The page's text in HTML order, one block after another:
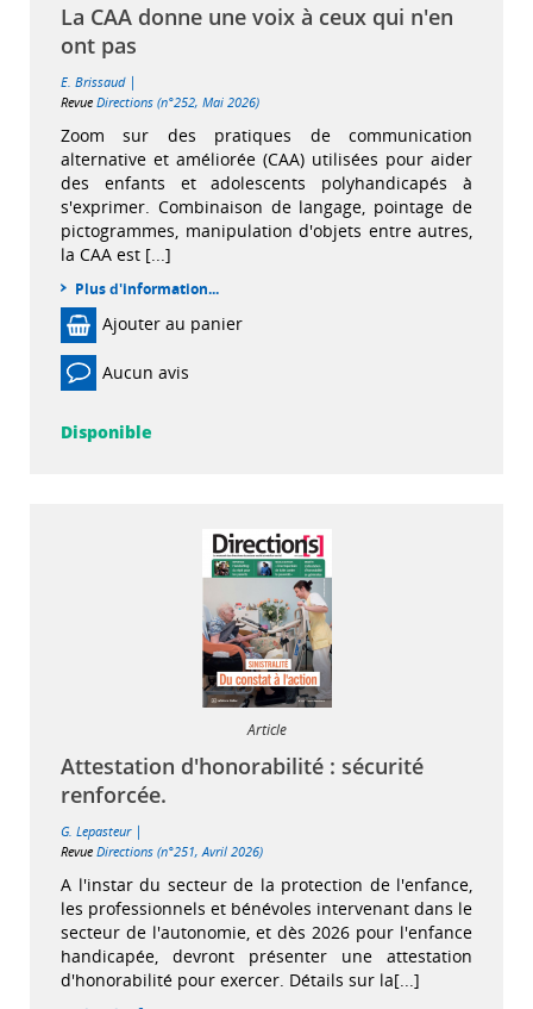
La CAA donne une voix à ceux qui n'en
ont pas
E. Brissaud |
Revue Directions (n°252, Mai 2026)
Zoom sur des pratiques de communication
alternative et améliorée (CAA) utilisées pour aider
des enfants et adolescents polyhandicapés à
s'exprimer. Combinaison de langage, pointage de
pictogrammes, manipulation d'objets entre autres,
la CAA est [...]
Plus d'information...
Ajouter au panier
Aucun avis
Disponible
Article
Attestation d'honorabilité : sécurité
renforcée.
G. Lepasteur |
Revue Directions (n°251, Avril 2026)
A l'instar du secteur de la protection de l'enfance,
les professionnels et bénévoles intervenant dans le
secteur de l'autonomie, et dès 2026 pour l'enfance
handicapée, devront présenter une attestation
d'honorabilité pour exercer. Détails sur la[...]